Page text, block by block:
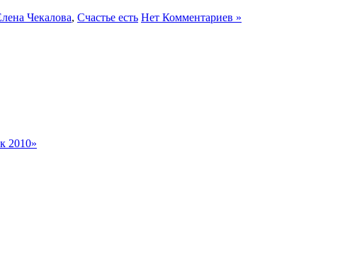
Чекалова, Счастье есть Нет Комментариев »
2010»